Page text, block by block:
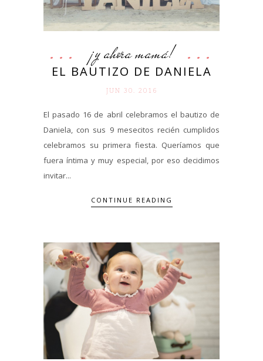
¡y ahora mamá!
EL BAUTIZO DE DANIELA
JUN 30. 2016
El pasado 16 de abril celebramos el bautizo de
Daniela, con sus 9 mesecitos recién cumplidos
celebramos su primera fiesta. Queríamos que
fuera íntima y muy especial, por eso decidimos
invitar...
CONTINUE READING